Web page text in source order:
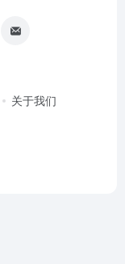
关于我们